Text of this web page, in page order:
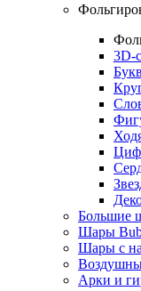
3D-
Большие
Шары
Шары с
Арки и